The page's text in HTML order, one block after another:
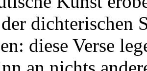
dichterischen
diese Verse